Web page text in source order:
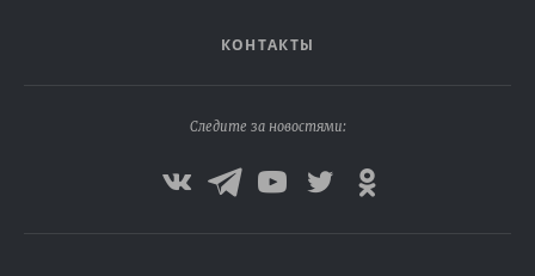
КОНТАКТЫ
Следите за новостями: